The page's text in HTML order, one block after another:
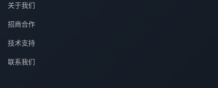
关于我们
招商合作
技术支持
联系我们